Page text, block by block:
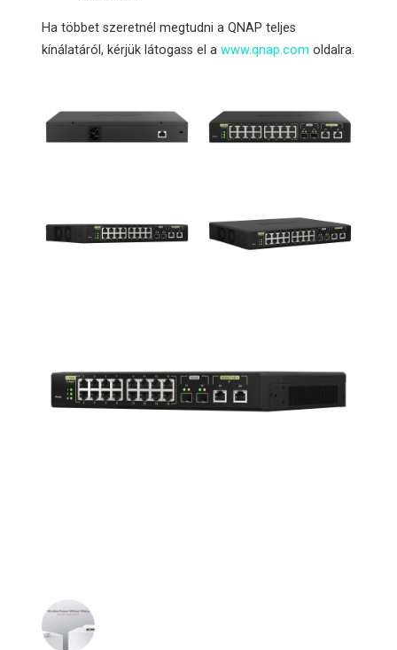
Ha többet szeretnél megtudni a QNAP teljes
kínálatáról, kérjük látogass el awww.qnap.com oldalra.